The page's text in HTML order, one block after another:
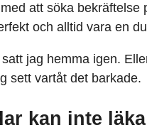
att söka bekräftelse
och alltid vara en
jag hemma igen.
sett vartåt det barkade.
kan inte